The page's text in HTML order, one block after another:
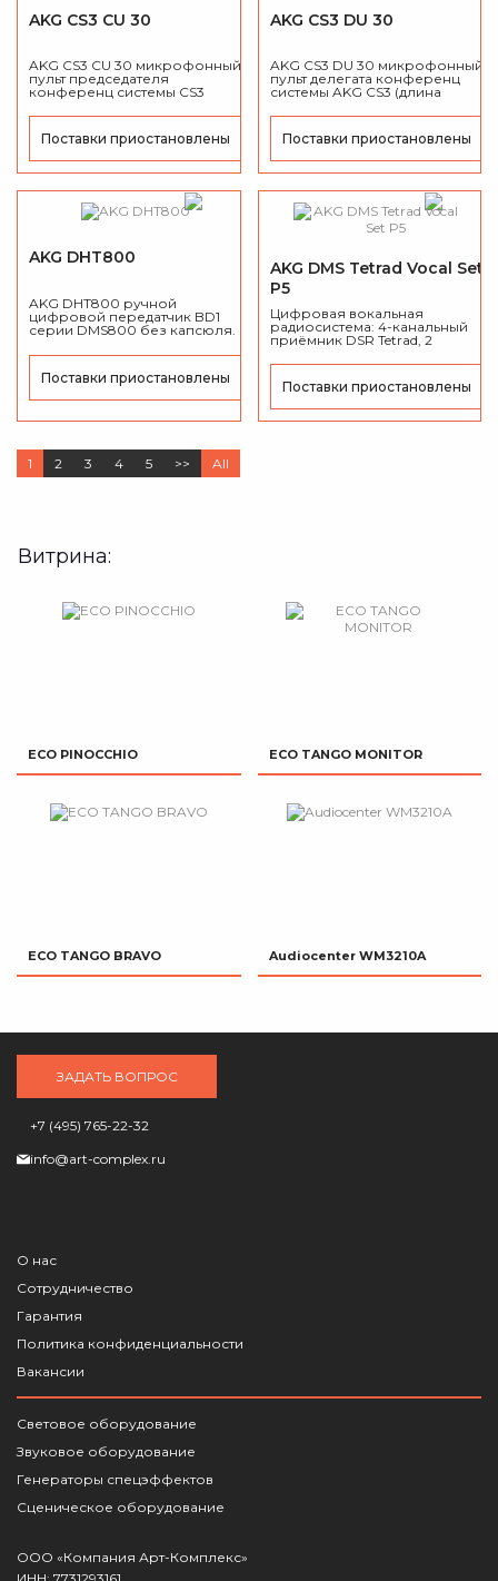
AKG CS3 CU 30
AKG CS3 CU 30 микрофонный
пульт председателя
конференц системы CS3
см)
Поставки приостановлены
AKG CS3 DU 30
AKG CS3 DU 30 микрофонный
пульт делегата конференц
системы AKG CS3 (длина
Поставки приостановлены
AKG DHT800
AKG DHT800 ручной
цифровой передатчик BD1
серии DMS800 без капсюля.
Поставки приостановлены
AKG DMS Tetrad Vocal Set
P5
Цифровая вокальная
радиосистема: 4-канальный
приёмник DSR Tetrad, 2
Tetrad P5 с динамическим
капсюлем P5.
Поставки приостановлены
1 2 3 4 5 >> All
Витрина:
ECO PINOCCHIO ECO TANGO MONITOR
ECO TANGO BRAVO Audiocenter WM3210A
ЗАДАТЬ ВОПРОС
+7 (495) 765-22-32
info@art-complex.ru
О нас
Сотрудничество
Гарантия
Политика конфиденциальности
Вакансии
Световое оборудование
Звуковое оборудование
Генераторы спецэффектов
Сценическое оборудование
ООО «Компания Арт-Комплекс»